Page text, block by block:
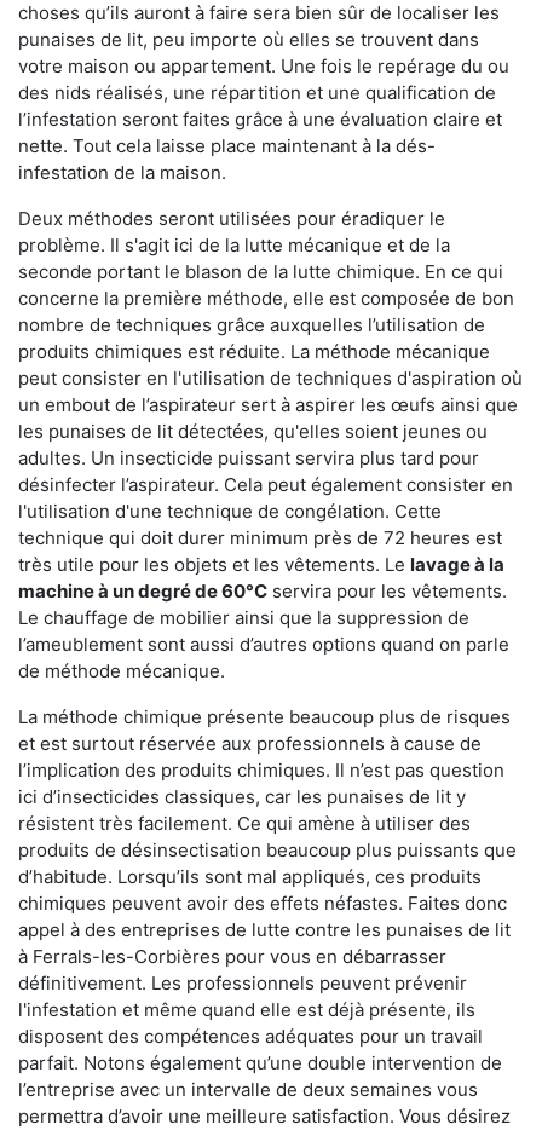
choses qu’ils auront à faire sera bien sûr de localiser les
punaises de lit, peu importe où elles se trouvent dans
votre maison ou appartement. Une fois le repérage du ou
des nids réalisés, une répartition et une qualification de
l’infestation seront faites grâce à une évaluation claire et
nette. Tout cela laisse place maintenant à la dés-
infestation de la maison.
Deux méthodes seront utilisées pour éradiquer le
problème. Il s'agit ici de la lutte mécanique et de la
seconde portant le blason de la lutte chimique. En ce qui
concerne la première méthode, elle est composée de bon
nombre de techniques grâce auxquelles l’utilisation de
produits chimiques est réduite. La méthode mécanique
peut consister en l'utilisation de techniques d'aspiration où
un embout de l’aspirateur sert à aspirer les œufs ainsi que
les punaises de lit détectées, qu'elles soient jeunes ou
adultes. Un insecticide puissant servira plus tard pour
désinfecter l’aspirateur. Cela peut également consister en
l'utilisation d'une technique de congélation. Cette
technique qui doit durer minimum près de 72 heures est
très utile pour les objets et les vêtements. Le lavage à la
machine à un degré de 60°C servira pour les vêtements.
Le chauffage de mobilier ainsi que la suppression de
l’ameublement sont aussi d’autres options quand on parle
de méthode mécanique.
La méthode chimique présente beaucoup plus de risques
et est surtout réservée aux professionnels à cause de
l’implication des produits chimiques. Il n’est pas question
ici d’insecticides classiques, car les punaises de lit y
résistent très facilement. Ce qui amène à utiliser des
produits de désinsectisation beaucoup plus puissants que
d’habitude. Lorsqu’ils sont mal appliqués, ces produits
chimiques peuvent avoir des effets néfastes. Faites donc
appel à des entreprises de lutte contre les punaises de lit
à Ferrals-les-Corbières pour vous en débarrasser
définitivement. Les professionnels peuvent prévenir
l'infestation et même quand elle est déjà présente, ils
disposent des compétences adéquates pour un travail
parfait. Notons également qu’une double intervention de
l’entreprise avec un intervalle de deux semaines vous
permettra d’avoir une meilleure satisfaction. Vous désirez